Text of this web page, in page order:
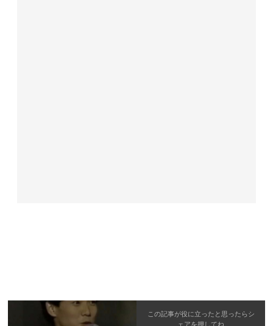
この記事が役に立ったと思ったらシ
ェアを押してね